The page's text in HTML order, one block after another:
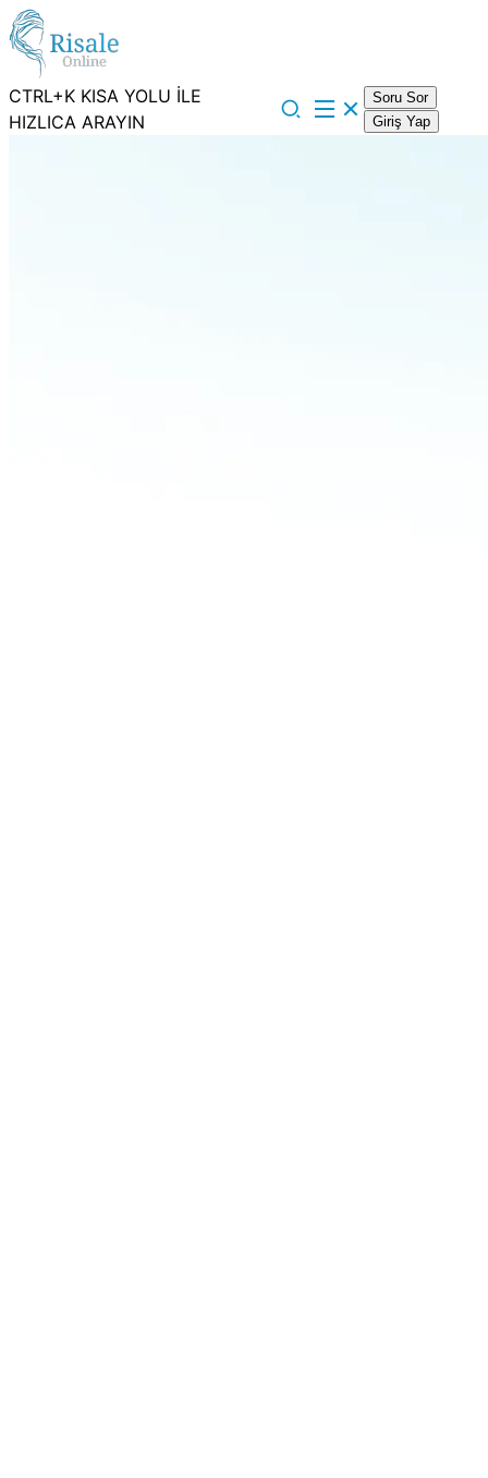
CTRL+K KISA YOLU İLE
HIZLICA ARAYIN
Soru Sor
Giriş Yap